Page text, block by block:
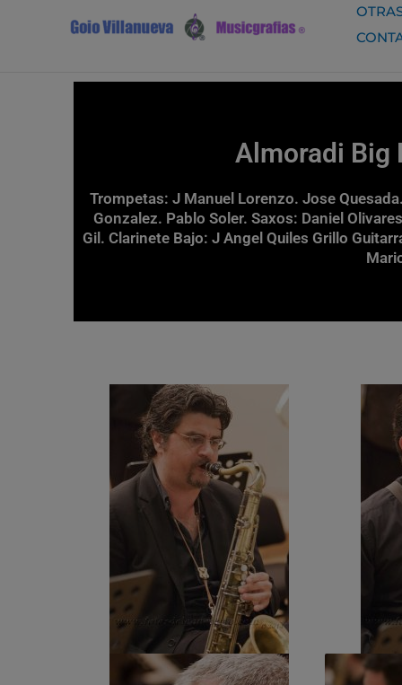
Almoradi Big
Trompetas: J Manuel Lorenzo. Jose
Gonzalez. Pablo Soler. Saxos: Daniel
Gil. Clarinete Bajo: J Angel Quiles Grillo